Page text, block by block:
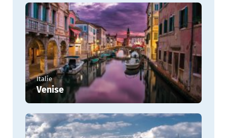
Italie
Venise